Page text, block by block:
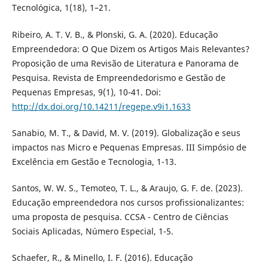
Tecnológica, 1(18), 1–21.
Ribeiro, A. T. V. B., & Plonski, G. A. (2020). Educação
Empreendedora: O Que Dizem os Artigos Mais Relevantes?
Proposição de uma Revisão de Literatura e Panorama de
Pesquisa. Revista de Empreendedorismo e Gestão de
Pequenas Empresas, 9(1), 10-41. Doi:
http://dx.doi.org/10.14211/regepe.v9i1.1633
Sanabio, M. T., & David, M. V. (2019). Globalização e seus
impactos nas Micro e Pequenas Empresas. III Simpósio de
Excelência em Gestão e Tecnologia, 1-13.
Santos, W. W. S., Temoteo, T. L., & Araujo, G. F. de. (2023).
Educação empreendedora nos cursos profissionalizantes:
uma proposta de pesquisa. CCSA - Centro de Ciências
Sociais Aplicadas, Número Especial, 1-5.
Schaefer, R., & Minello, I. F. (2016). Educação